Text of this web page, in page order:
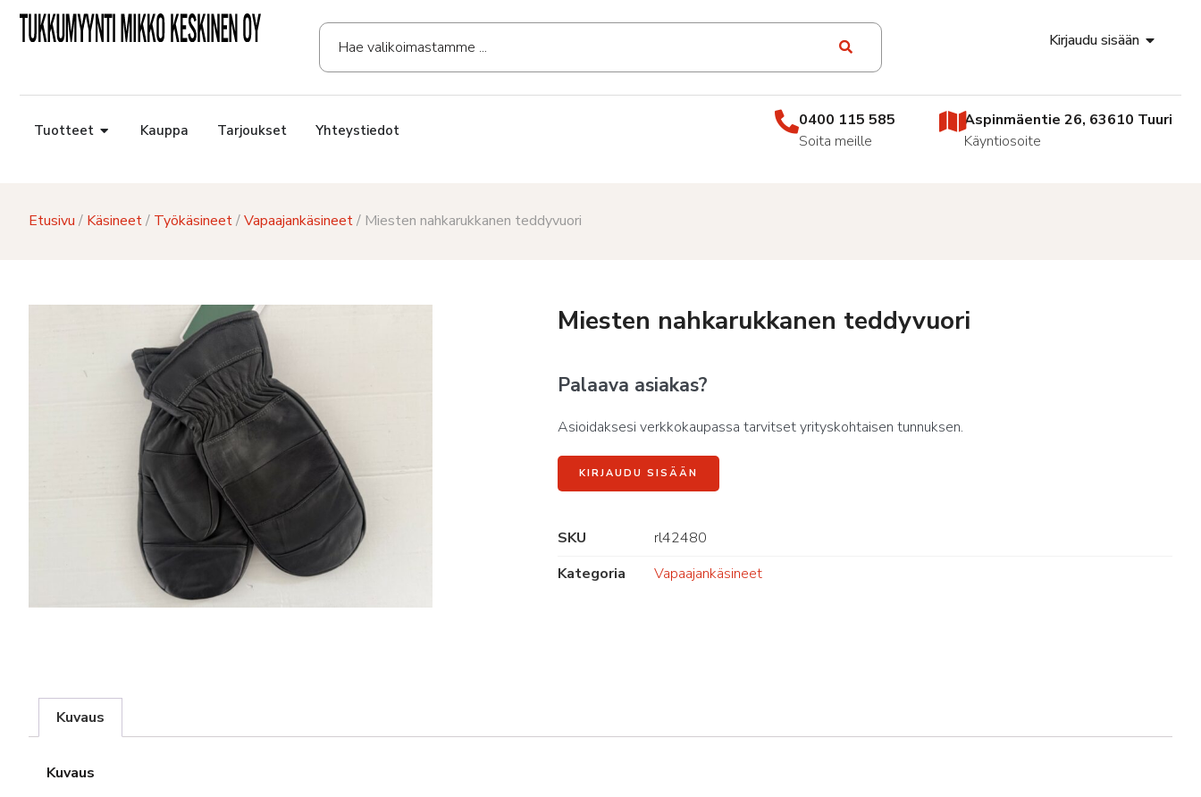
Kirjaudu sisään
Tuotteet Kauppa Tarjoukset Yhteystiedot
0400 115 585
Soita meille
Aspinmäentie 26, 63610 Tuuri
Käyntiosoite
Etusivu / Käsineet/ Työkäsineet/Vapaajankäsineet/ Miesten nahkarukkanen teddyvuori
Miesten nahkarukkanen teddyvuori
Palaava asiakas?
Asioidaksesi verkkokaupassa tarvitset yrityskohtaisen tunnuksen.
KIRJAUDU SISÄÄN
SKU
rl42480
Kategoria
Vapaajankäsineet
Kuvaus
Kuvaus